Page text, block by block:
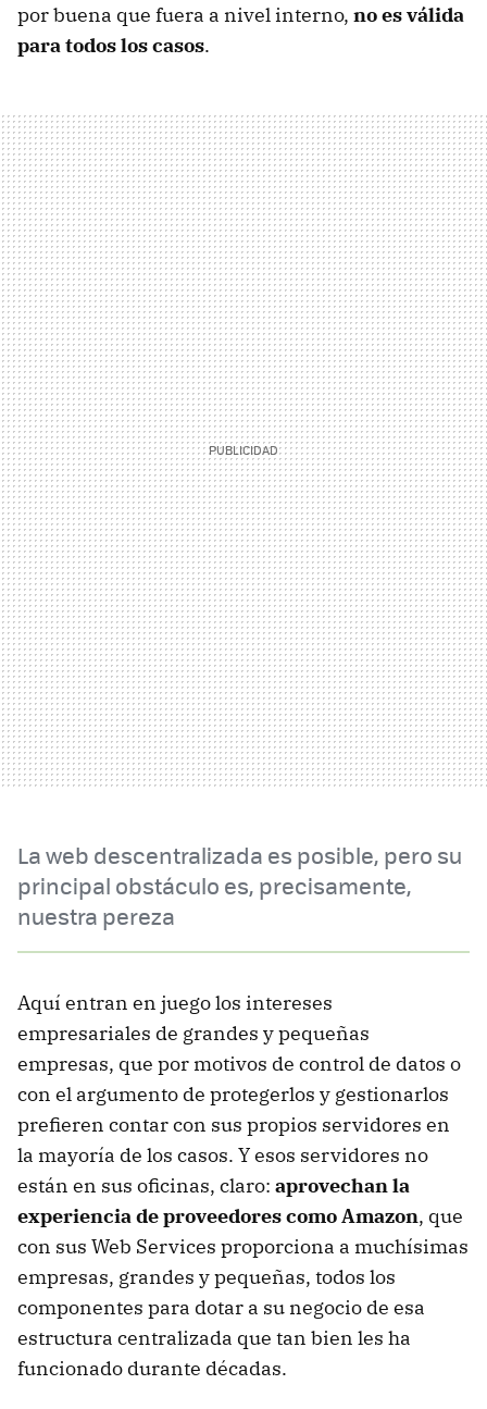
por buena que fuera a nivel interno, no es válida
para todos los casos.
La web descentralizada es posible, pero su
principal obstáculo es, precisamente,
nuestra pereza
Aquí entran en juego los intereses
empresariales de grandes y pequeñas
empresas, que por motivos de control de datos o
con el argumento de protegerlos y gestionarlos
prefieren contar con sus propios servidores en
la mayoría de los casos. Y esos servidores no
están en sus oficinas, claro: aprovechan la
experiencia de proveedores como Amazon, que
con sus Web Services proporciona a muchísimas
empresas, grandes y pequeñas, todos los
componentes para dotar a su negocio de esa
estructura centralizada que tan bien les ha
funcionado durante décadas.